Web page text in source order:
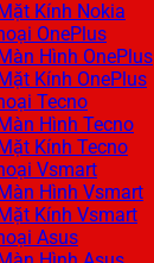
Kính Nokia
OnePlus
Hình OnePlus
Kính OnePlus
Tecno
Hình Tecno
Kính Tecno
Vsmart
Hình Vsmart
Kính Vsmart
Asus